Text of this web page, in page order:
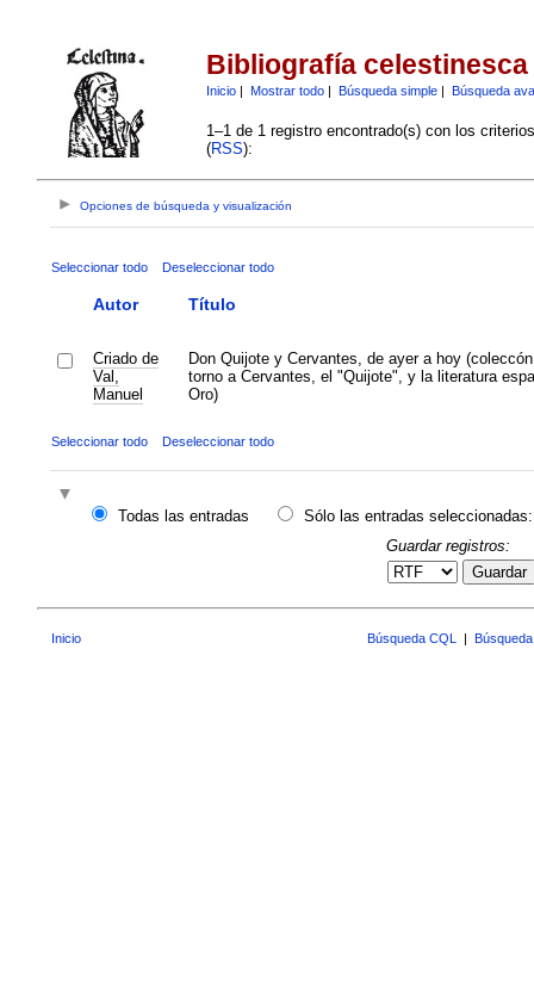
Bibliografía celestinesca
Inicio| Mostrar todo| Búsqueda simple| Búsqueda
1–1 de 1 registro encontrado(s) con los
(RSS):
Opciones de búsqueda y visualización
Seleccionar todo Deseleccionar todo
Autor Título
Criado de
Val,
Manuel
Don Quijote y Cervantes, de ayer a hoy
torno a Cervantes, el "Quijote", y la literatura
Oro)
Seleccionar todo Deseleccionar todo
Todas las entradas
Sólo las entradas seleccionadas:
Guardar registros:
Guardar
Inicio Búsqueda CQL